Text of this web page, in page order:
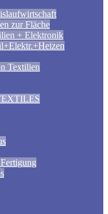
zur Fläche
+ Elektronik
Textilien